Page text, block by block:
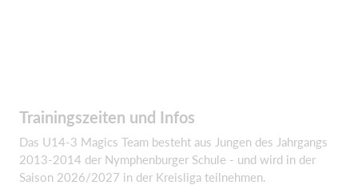
Trainingszeiten und Infos
Das U14-3 Magics Team besteht aus Jungen des Jahrgangs
2013-2014 der Nymphenburger Schule - und wird in der
Saison 2026/2027 in der Kreisliga teilnehmen.